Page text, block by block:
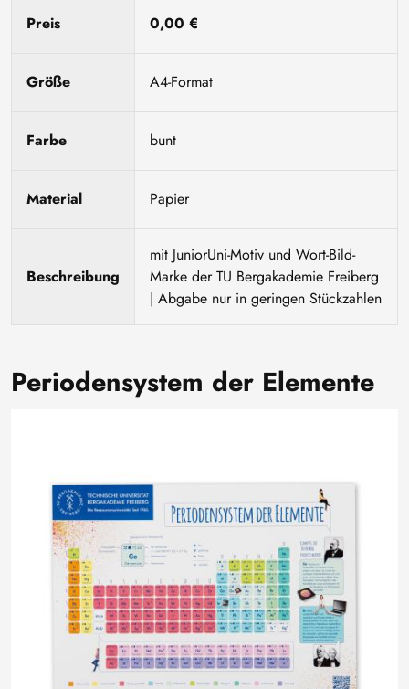
Preis 0,00 €
Größe A4-Format
Farbe bunt
Material Papier
Beschreibung
mit JuniorUni-Motiv und Wort-Bild-
Marke der TU Bergakademie Freiberg
| Abgabe nur in geringen Stückzahlen
Periodensystem der Elemente